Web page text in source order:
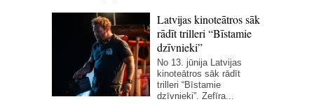
Latvijas kinoteātros sāk
rādīt trilleri “Bīstamie
dzīvnieki”
No 13. jūnija Latvijas
kinoteātros sāk rādīt
trilleri “Bīstamie
dzīvnieki”. Zefīra...